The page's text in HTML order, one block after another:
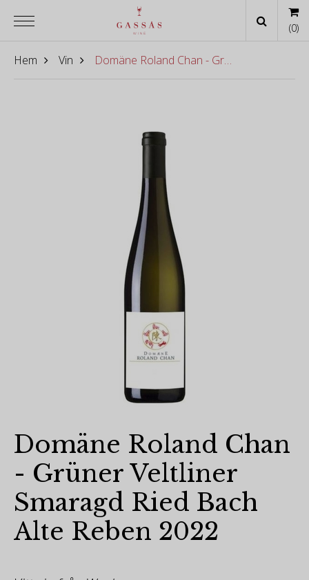
Hem Vin Domäne Roland Chan - Grüner Veltliner Smaragd Ried Bach Alte Reben 2022
Domäne Roland Chan
- Grüner Veltliner
Smaragd Ried Bach
Alte Reben 2022
(0)